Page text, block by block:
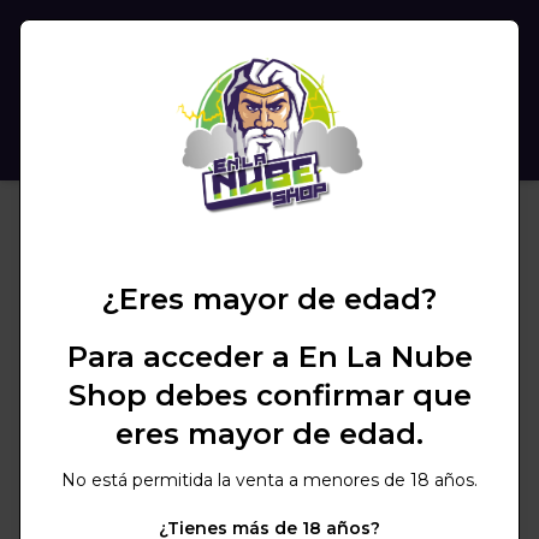
¿Eres mayor de edad?
Para acceder a En La Nube
Shop debes confirmar que
eres mayor de edad.
No está permitida la venta a menores de 18 años.
¿Tienes más de 18 años?